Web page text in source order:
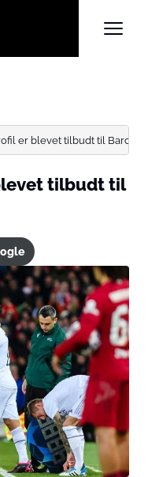
er blevet tilbudt til
tilbudt til